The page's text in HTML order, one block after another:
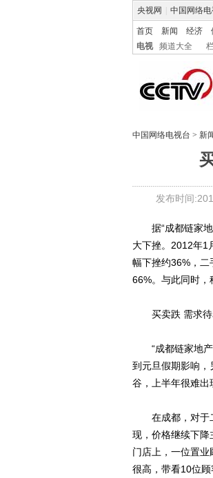
央视网 中国网络电
首页 新闻 经济
电视
频道大全
中国网络电视台 > 新
发布时间
据“成都链家地
大下挫。2012年1
幅下挫约36%，
66%。与此同时，
买卖跌 需求待
“成都链家地产”
到元旦假期影响
谷，上半年很难出
在成都，对于二
现，价格继续下降
门店上，一位置业
很高，带看10位